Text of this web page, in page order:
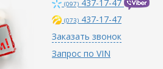
(097) 437-17-47
(073) 437-17-47
Заказать звонок
Запрос по VIN